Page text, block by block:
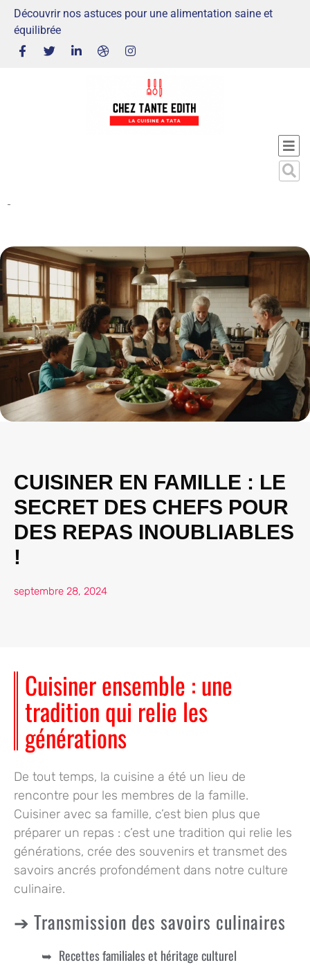
Découvrir nos astuces pour une alimentation saine et
équilibrée
-
CUISINER EN FAMILLE : LE
SECRET DES CHEFS POUR
DES REPAS INOUBLIABLES
!
septembre 28, 2024
Cuisiner ensemble : une
tradition qui relie les
générations
De tout temps, la cuisine a été un lieu de
rencontre pour les membres de la famille.
Cuisiner avec sa famille, c’est bien plus que
préparer un repas : c’est une tradition qui relie les
générations, crée des souvenirs et transmet des
savoirs ancrés profondément dans notre culture
culinaire.
Transmission des savoirs culinaires
Recettes familiales et héritage culturel